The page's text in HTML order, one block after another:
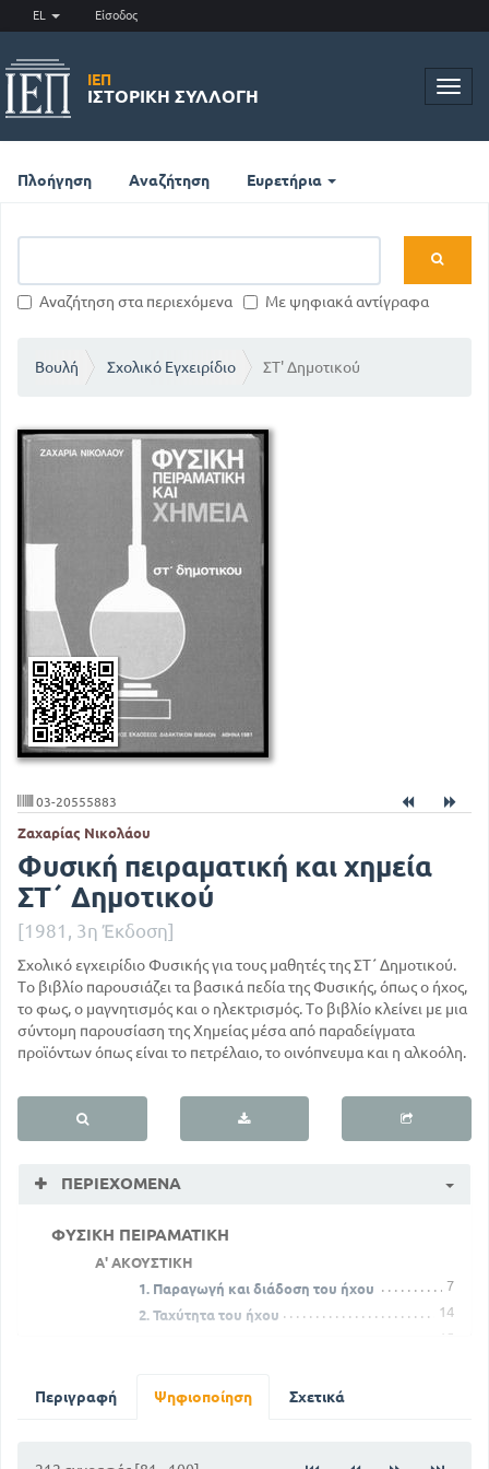
EL Είσοδος
ΙΕΠ
ΙΣΤΟΡΙΚΉ ΣΥΛΛΟΓΉ
Πλοήγηση Αναζήτηση Ευρετήρια
Αναζήτηση στα περιεχόμενα Με ψηφιακά αντίγραφα
Βουλή Σχολικό Εγχειρίδιο ΣΤ' Δημοτικού
03-20555883
Ζαχαρίας Νικολάου
Φυσική πειραματική και χημεία
ΣΤ΄ Δημοτικού
[1981, 3η Έκδοση]
Σχολικό εγχειρίδιο Φυσικής για τους μαθητές της ΣΤ΄ Δημοτικού.
Το βιβλίο παρουσιάζει τα βασικά πεδία της Φυσικής, όπως ο ήχος,
το φως, ο μαγνητισμός και ο ηλεκτρισμός. Το βιβλίο κλείνει με μια
σύντομη παρουσίαση της Χημείας μέσα από παραδείγματα
προϊόντων όπως είναι το πετρέλαιο, το οινόπνευμα και η αλκοόλη.
ΠΕΡΙΕΧΌΜΕΝΑ
ΦΥΣΙΚΗ ΠΕΙΡΑΜΑΤΙΚΗ
Α' ΑΚΟΥΣΤΙΚΗ
1. Παραγωγή και διάδοση του ήχου
7
2. Ταχύτητα του ήχου
14
15
5. Ηχεία. Μουσικά όργανα
Περιγραφή Ψηφιοποίηση Σχετικά